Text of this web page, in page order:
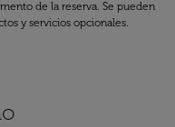
de la reserva. Se pueden
y servicios opcionales.